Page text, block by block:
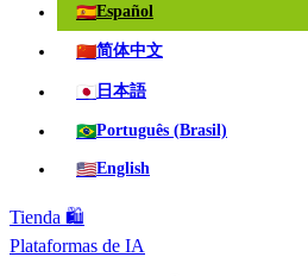
🇪🇸Español
🇨🇳简体中文
🇯🇵 日本語
🇧🇷Português (Brasil)
🇺🇸English
Tienda 🛍️
Plataformas de IA